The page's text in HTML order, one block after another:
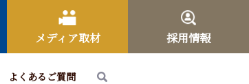
メディア取材 採用情報
よくあるご質問